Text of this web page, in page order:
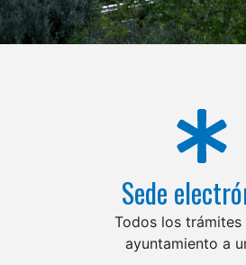
Sede
Todos los trámites
ayuntamiento a